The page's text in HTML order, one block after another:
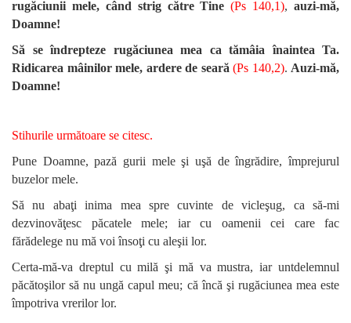
rugăciunii mele, când strig către Tine (Ps 140,1), auzi-mă,
Doamne!
Să se îndrepteze rugăciunea mea ca tămâia înaintea Ta.
Ridicarea mâinilor mele, ardere de seară (Ps 140,2). Auzi-mă,
Doamne!
Stihurile următoare se citesc.
Pune Doamne, pază gurii mele şi uşă de îngrădire, împrejurul
buzelor mele.
Să nu abaţi inima mea spre cuvinte de vicleşug, ca să-mi
dezvinovăţesc păcatele mele; iar cu oamenii cei care fac
fărădelege nu mă voi însoţi cu aleşii lor.
Certa-mă-va dreptul cu milă şi mă va mustra, iar untdelemnul
păcătoşilor să nu ungă capul meu; că încă şi rugăciunea mea este
împotriva vrerilor lor.